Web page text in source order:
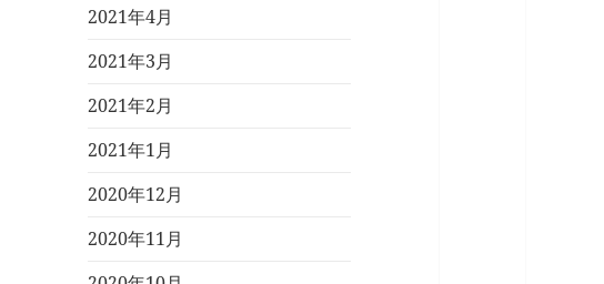
2021年4月
2021年3月
2021年2月
2021年1月
2020年12月
2020年11月